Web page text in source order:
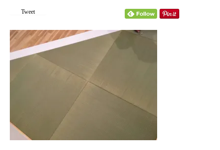
fujisawa.com/public_html/wp-
content/themes/kadan_tcd056/single.php
: Attempt to read property "name" on null in
/home/tatamifuji/tatami-fujisawa.com/public_html/wp-
content/themes/kadan_tcd056/single.php
Tweet